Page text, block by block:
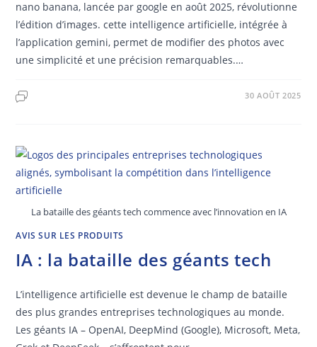
nano banana, lancée par google en août 2025, révolutionne
l’édition d’images. cette intelligence artificielle, intégrée à
l’application gemini, permet de modifier des photos avec
une simplicité et une précision remarquables.…
30 AOÛT 2025
La bataille des géants tech commence avec l’innovation en IA
AVIS SUR LES PRODUITS
IA : la bataille des géants tech
L’intelligence artificielle est devenue le champ de bataille
des plus grandes entreprises technologiques au monde.
Les géants IA – OpenAI, DeepMind (Google), Microsoft, Meta,